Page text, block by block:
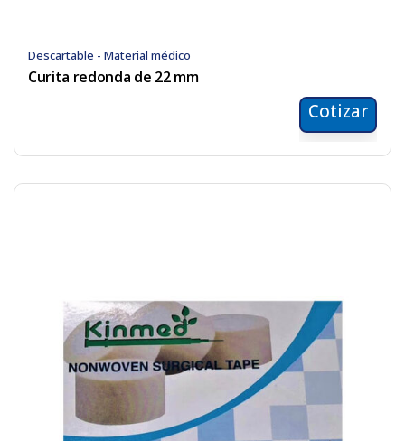
Descartable - Material médico
Curita redonda de 22 mm
Cotizar